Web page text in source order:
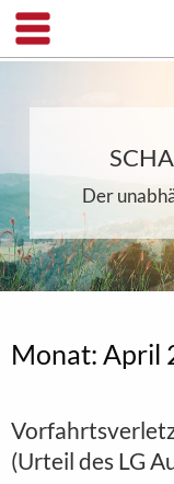
Der
Monat: April
(Urteil des LG